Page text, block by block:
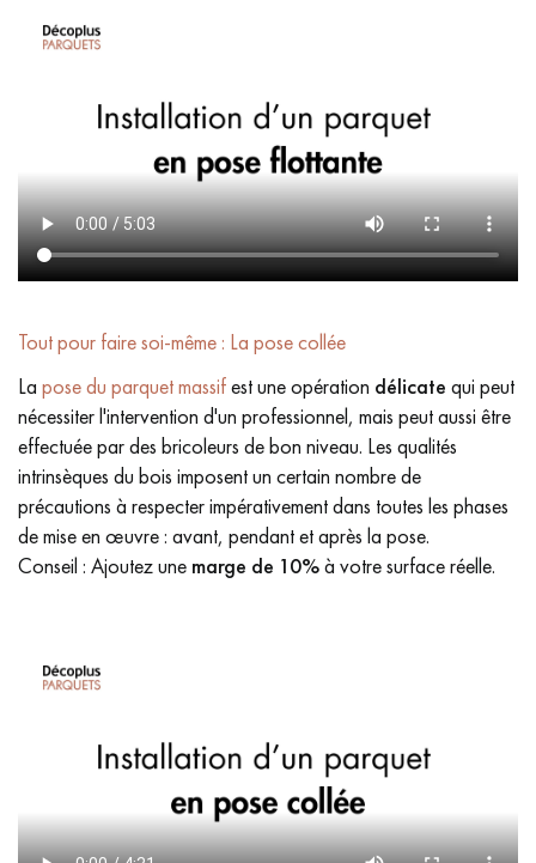
Tout pour faire soi-même : La pose collée
La pose du parquet massifest une opération délicate qui peut
nécessiter l'intervention d'un professionnel, mais peut aussi être
effectuée par des bricoleurs de bon niveau. Les qualités
intrinsèques du bois imposent un certain nombre de
précautions à respecter impérativement dans toutes les phases
de mise en œuvre : avant, pendant et après la pose.
Conseil : Ajoutez une marge de 10%à votre surface réelle.